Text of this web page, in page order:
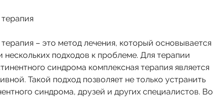
– это метод лечения, который основывается
нескольких подходов к проблеме. Для терапии
синдрома комплексная терапия является
Такой подход позволяет не только устранить
синдрома, друзей и других специалистов. Во